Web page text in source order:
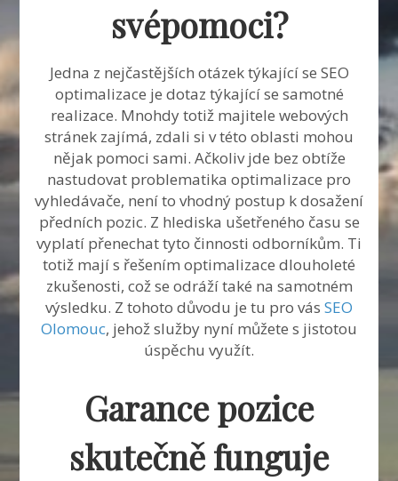
svépomoci?
Jedna z nejčastějších otázek týkající se SEO
optimalizace je dotaz týkající se samotné
realizace. Mnohdy totiž majitele webových
stránek zajímá, zdali si v této oblasti mohou
nějak pomoci sami. Ačkoliv jde bez obtíže
nastudovat problematika optimalizace pro
vyhledávače, není to vhodný postup k dosažení
předních pozic. Z hlediska ušetřeného času se
vyplatí přenechat tyto činnosti odborníkům. Ti
totiž mají s řešením optimalizace dlouholeté
zkušenosti, což se odráží také na samotném
výsledku. Z tohoto důvodu je tu pro vás SEO
Olomouc, jehož služby nyní můžete s jistotou
úspěchu využít.
Garance pozice
skutečně funguje